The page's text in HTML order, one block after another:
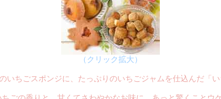
（クリック拡大）
いちごスポンジに、たっぷりのいちごジャムを仕込んだ「い